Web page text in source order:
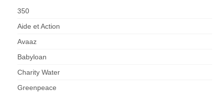
350
Aide et Action
Avaaz
Babyloan
Charity Water
Greenpeace